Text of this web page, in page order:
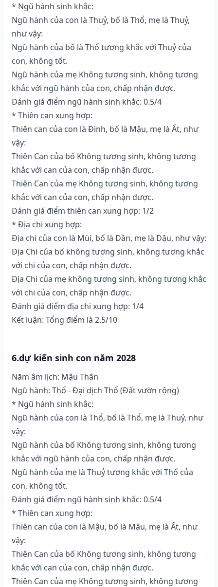
* Ngũ hành sinh khắc:
Ngũ hành của con là Thuỷ, bố là Thổ, mẹ là Thuỷ,
như vậy:
Ngũ hành của bố là Thổ tương khắc với Thuỷ của
con, không tốt.
Ngũ hành của mẹ Không tương sinh, không tương
khắc với ngũ hành của con, chấp nhận được.
Đánh giá điểm ngũ hành sinh khắc: 0.5/4
* Thiên can xung hợp:
Thiên can của con là Đinh, bố là Mậu, mẹ là Ất, như
vậy:
Thiên Can của bố Không tương sinh, không tương
khắc với can của con, chấp nhận được.
Thiên Can của mẹ Không tương sinh, không tương
khắc với can của con, chấp nhận được.
Đánh giá điểm thiên can xung hợp: 1/2
* Địa chi xung hợp:
Địa chi của con là Mùi, bố là Dần, mẹ là Dậu, như vậy:
Địa Chi của bố không tương sinh, không tương khắc
với chi của con, chấp nhận được.
Địa Chi của mẹ không tương sinh, không tương khắc
với chi của con, chấp nhận được.
Đánh giá điểm địa chi xung hợp: 1/4
Kết luận: Tổng điểm là 2.5/10
6.dự kiến sinh con năm 2028
Năm âm lịch: Mậu Thân
Ngũ hành: Thổ - Đại dịch Thổ (Ðất vườn rộng)
* Ngũ hành sinh khắc:
Ngũ hành của con là Thổ, bố là Thổ, mẹ là Thuỷ, như
vậy:
Ngũ hành của bố Không tương sinh, không tương
khắc với ngũ hành của con, chấp nhận được.
Ngũ hành của mẹ là Thuỷ tương khắc với Thổ của
con, không tốt.
Đánh giá điểm ngũ hành sinh khắc: 0.5/4
* Thiên can xung hợp:
Thiên can của con là Mậu, bố là Mậu, mẹ là Ất, như
vậy:
Thiên Can của bố Không tương sinh, không tương
khắc với can của con, chấp nhận được.
Thiên Can của mẹ Không tương sinh, không tương